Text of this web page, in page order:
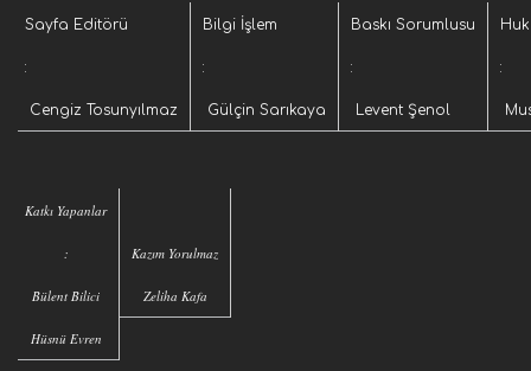
Sayfa Editörü
:
Cengiz Tosunyılmaz
Bilgi İşlem
:
Gülçin Sarıkaya
Baskı Sorumlusu
:
Levent Şenol
:
Katkı Yapanlar
:
Bülent Bilici
Hüsnü Evren
Kazım Yorulmaz
Zeliha Kafa